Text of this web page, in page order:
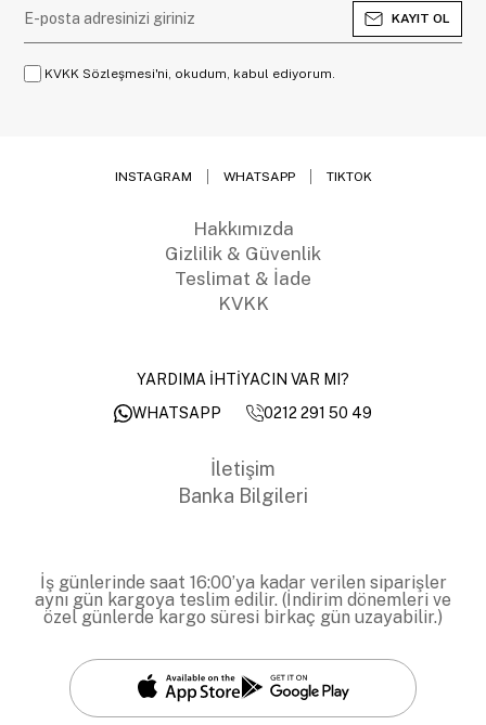
KAYIT OL
KVKK Sözleşmesi'ni, okudum, kabul ediyorum.
INSTAGRAM WHATSAPP TIKTOK
Hakkımızda
Gizlilik & Güvenlik
Teslimat & İade
KVKK
YARDIMA İHTİYACIN VAR MI?
WHATSAPP
0212 291 50 49
İletişim
Banka Bilgileri
İş günlerinde saat 16:00’ya kadar verilen siparişler
aynı gün kargoya teslim edilir. (İndirim dönemleri ve
özel günlerde kargo süresi birkaç gün uzayabilir.)